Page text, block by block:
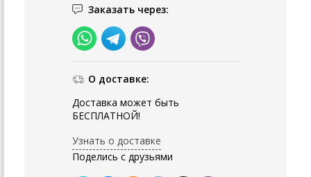
Заказать через:
О доставке:
Доставка может быть
БЕСПЛАТНОЙ!
Узнать о доставке
Поделись с друзьями